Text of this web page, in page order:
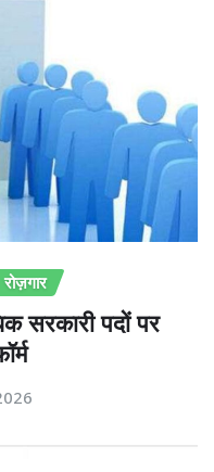
रोज़गार
सरकारी पदों पर